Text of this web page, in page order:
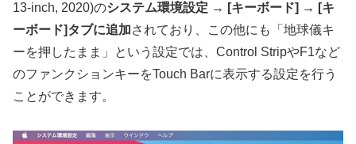
13-inch, 2020)のシステム環境設定 → [キーボード] → [キ
ーボード]タブに追加 されており、この他にも「地球儀キ
ーを押したまま」という設定では、Control StripやF1など
のファンクションキーをTouch Barに表示する設定を行う
ことができます。